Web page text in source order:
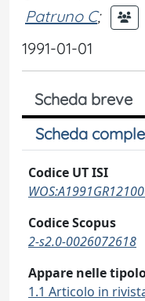
Patruno C;
1991-01-01
Scheda breve
Scheda
Codice UT ISI
Codice Scopus
2-s2.0-0026072618
Appare nelle
1.1 Articolo in